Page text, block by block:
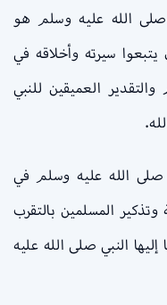
صلى الله عليه وسلم هو
سيرته وأخلاقه في
العميقين للنبي
الله عليه وسلم في
وتذكير المسلمين بالتقرب
إليها النبي صلى الله عليه